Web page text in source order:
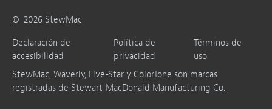
© 2026 StewMac
Declaración de
accesibilidad
Política de
privacidad
Términos de
uso
StewMac, Waverly, Five-Star y ColorTone son marcas
registradas de Stewart-MacDonald Manufacturing Co.